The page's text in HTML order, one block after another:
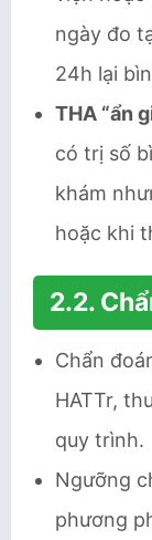
ngày đo
24h lại
THA “ẩn
có trị số
khám
hoặc khi
2.2.
Chẩn
HATTr,
quy trình.
Ngưỡng
phương